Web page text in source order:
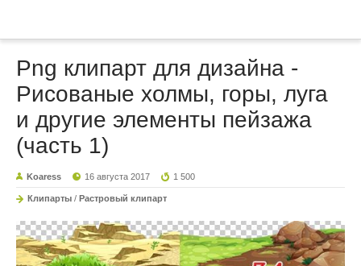
Png клипарт для дизайна -
Рисованые холмы, горы, луга
и другие элементы пейзажа
(часть 1)
Koaress 16 августа 2017 1 500
Клипарты / Растровый клипарт